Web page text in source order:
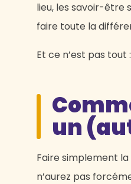
lieu, les savoir-être
faire toute la
Et ce n’est pas tout
un
Faire simplement
n’aurez pas